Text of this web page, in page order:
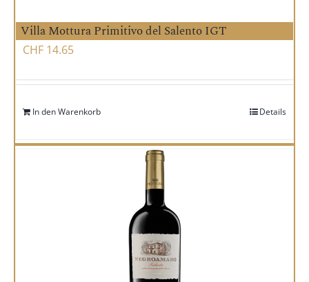
Villa Mottura Primitivo del Salento IGT
CHF 14.65
In den Warenkorb Details